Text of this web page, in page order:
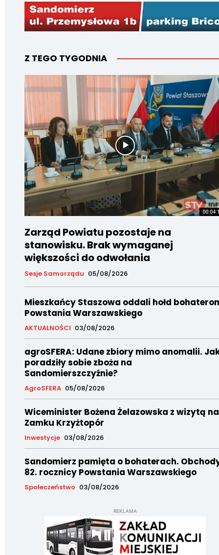
Z TEGO TYGODNIA
Zarząd Powiatu pozostaje na
stanowisku. Brak wymaganej
większości do odwołania
Sesje Samorządu 05/08/2026
Mieszkańcy Staszowa oddali hołd
Powstania Warszawskiego
AKTUALNOŚCI 03/08/2026
agroSFERA: Udane zbiory mimo anomalii.
poradziły sobie zboża na
Sandomierszczyźnie?
AgroSFERA 05/08/2026
Wiceminister Bożena Żelazowska z wizytą na
Zamku Krzyżtopór
Inwestycje 03/08/2026
Sandomierz pamięta o bohaterach.
82. rocznicy Powstania Warszawskiego
Społeczeństwo 03/08/2026
REKLAMA